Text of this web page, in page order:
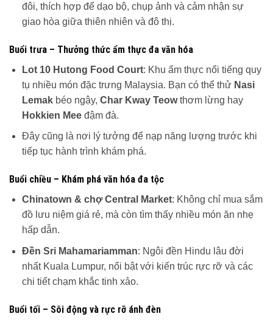
đôi, thích hợp để dạo bộ, chụp ảnh và cảm nhận sự
giao hòa giữa thiên nhiên và đô thị.
Buổi trưa – Thưởng thức ẩm thực đa văn hóa
Lot 10 Hutong Food Court: Khu ẩm thực nổi tiếng quy
tụ nhiều món đặc trưng Malaysia. Bạn có thể thử Nasi
Lemakbéo ngậy, Char Kway Teowthơm lừng hay
Hokkien Meeđậm đà.
Đây cũng là nơi lý tưởng để nạp năng lượng trước khi
tiếp tục hành trình khám phá.
Buổi chiều – Khám phá văn hóa đa tộc
Chinatown & chợ Central Market: Không chỉ mua sắm
đồ lưu niệm giá rẻ, mà còn tìm thấy nhiều món ăn nhẹ
hấp dẫn.
Đền Sri Mahamariamman: Ngôi đền Hindu lâu đời
nhất Kuala Lumpur, nổi bật với kiến trúc rực rỡ và các
chi tiết chạm khắc tinh xảo.
Buổi tối – Sôi động và rực rỡ ánh đèn